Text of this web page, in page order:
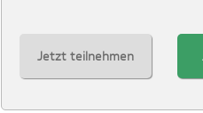
Jetzt teilnehmen